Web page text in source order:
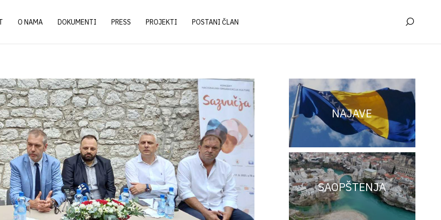
O NAMA DOKUMENTI PRESS PROJEKTI POSTANI ČLAN
NAJAVE
SAOPŠTENJA